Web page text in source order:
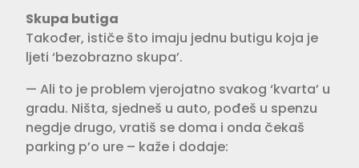
Skupa butiga
Također, ističe što imaju jednu butigu koja je
ljeti ‘bezobrazno skupa’.
— Ali to je problem vjerojatno svakog ‘kvarta’ u
gradu. Ništa, sjedneš u auto, pođeš u spenzu
negdje drugo, vratiš se doma i onda čekaš
parking p’o ure – kaže i dodaje: